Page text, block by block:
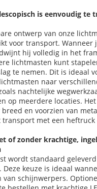
is eenvoudig te
ontwerp van onze
voor transport. Wanneer
hij volledig in het
lichtmasten kunt
te nemen. Dit is ideaal
naar
nachtelijke
op meerdere locaties.
breed en voorzien van
transport met een heftruck
of zonder krachtige,
wordt standaard
Deze keuze is ideaal
van schijnwerpers.